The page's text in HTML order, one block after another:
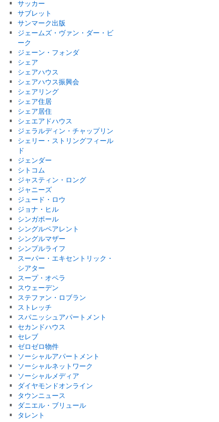
サッカー
サブレット
サンマーク出版
ジェームズ・ヴァン・ダー・ビ
ーク
ジェーン・フォンダ
シェア
シェアハウス
シェアハウス振興会
シェアリング
シェア住居
シェア居住
シェエアドハウス
ジェラルディン・チャップリン
シェリー・ストリングフィール
ド
ジェンダー
シトコム
ジャスティン・ロング
ジャニーズ
ジュード・ロウ
ジョナ・ヒル
シンガポール
シングルペアレント
シングルマザー
シンプルライフ
スーパー・エキセントリック・
シアター
スープ・オペラ
スウェーデン
ステファン・ロブラン
ストレッチ
スパニッシュアパートメント
セカンドハウス
セレブ
ゼロゼロ物件
ソーシャルアパートメント
ソーシャルネットワーク
ソーシャルメディア
ダイヤモンドオンライン
タウンニュース
ダニエル・ブリュール
タレント